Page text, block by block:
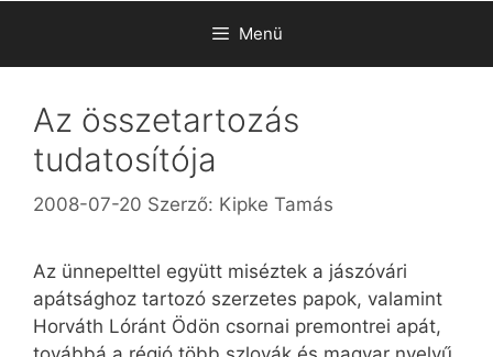
Menü
Az összetartozás
tudatosítója
2008-07-20 Szerző: Kipke Tamás
Az ünnepelttel együtt miséztek a jászóvári
apátsághoz tartozó szerzetes papok, valamint
Horváth Lóránt Ödön csornai premontrei apát,